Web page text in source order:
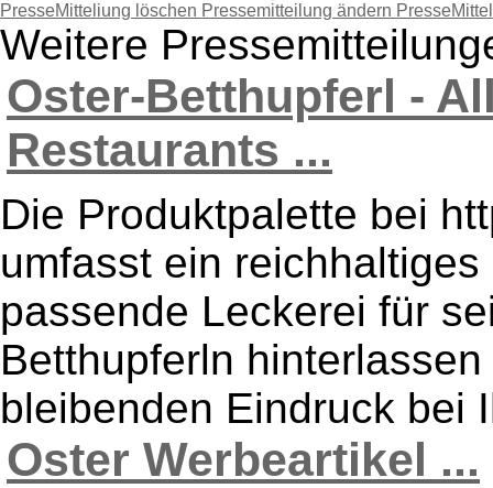
PresseMitteliung löschen Pressemitteilung ändern
Weitere
Oster-Betthupferl -
Restaurants ...
Die Produktpalette bei
umfasst ein
passende Leckerei für
Betthupferln
bleibenden Eindruck bei
Oster Werbeartikel ...